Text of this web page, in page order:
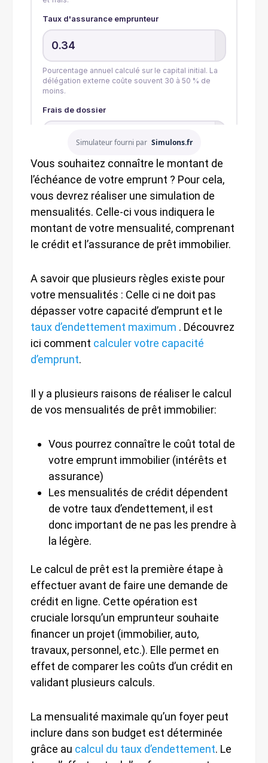
Simulateur fourni par Simulons.fr
Vous souhaitez connaître le montant de
l’échéance de votre emprunt ? Pour cela,
vous devrez réaliser une simulation de
mensualités. Celle-ci vous indiquera le
montant de votre mensualité, comprenant
le crédit et l’assurance de prêt immobilier.
A savoir que plusieurs règles existe pour
votre mensualités : Celle ci ne doit pas
dépasser votre capacité d’emprunt et le
taux d’endettement maximum . Découvrez
ici comment calculer votre capacité
d’emprunt.
Il y a plusieurs raisons de réaliser le calcul
de vos mensualités de prêt immobilier:
Vous pourrez connaître le coût total de
votre emprunt immobilier (intérêts et
assurance)
Les mensualités de crédit dépendent
de votre taux d’endettement, il est
donc important de ne pas les prendre à
la légère.
Le calcul de prêt est la première étape à
effectuer avant de faire une demande de
crédit en ligne. Cette opération est
cruciale lorsqu’un emprunteur souhaite
financer un projet (immobilier, auto,
travaux, personnel, etc.). Elle permet en
effet de comparer les coûts d’un crédit en
validant plusieurs calculs.
La mensualité maximale qu’un foyer peut
inclure dans son budget est déterminée
grâce au calcul du taux d’endettement. Le